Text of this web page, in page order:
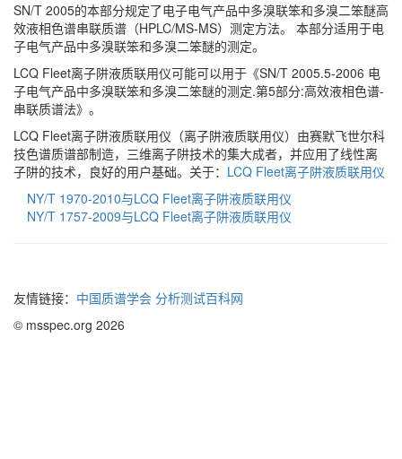
SN/T 2005的本部分规定了电子电气产品中多溴联笨和多溴二笨醚高
效液相色谱串联质谱（HPLC/MS-MS）测定方法。 本部分适用于电
子电气产品中多溴联笨和多溴二笨醚的测定。
LCQ Fleet离子阱液质联用仪可能可以用于《SN/T 2005.5-2006 电
子电气产品中多溴联笨和多溴二笨醚的测定.第5部分:高效液相色谱-
串联质谱法》。
LCQ Fleet离子阱液质联用仪（离子阱液质联用仪）由赛默飞世尔科
技色谱质谱部制造，三维离子阱技术的集大成者，并应用了线性离
子阱的技术，良好的用户基础。关于： LCQ Fleet离子阱液质联用仪
NY/T 1970-2010与LCQ Fleet离子阱液质联用仪
NY/T 1757-2009与LCQ Fleet离子阱液质联用仪
友情链接： 中国质谱学会 分析测试百科网
© msspec.org 2026